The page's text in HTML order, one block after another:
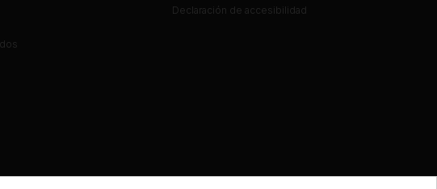
Declaración de accesibilidad